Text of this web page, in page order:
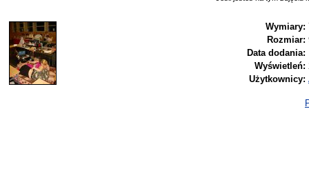
Wymiary:
Rozmiar:
Data dodania:
Wyświetleń:
Użytkownicy: